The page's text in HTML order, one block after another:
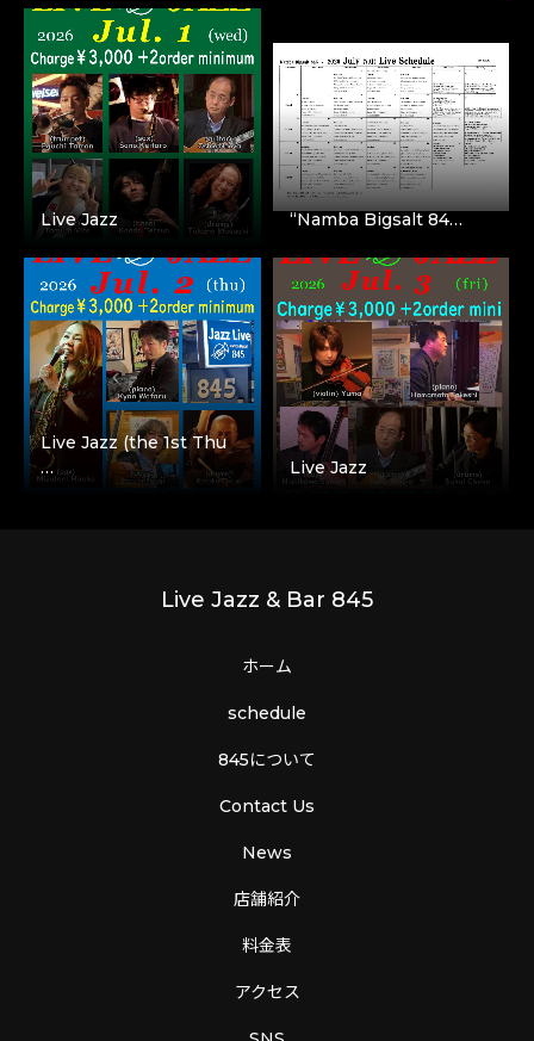
Live Jazz “Namba Bigsalt 84…
Live Jazz (the 1st Thu
…
Live Jazz
Live Jazz & Bar 845
ホーム
schedule
845について
Contact Us
News
店舗紹介
料金表
アクセス